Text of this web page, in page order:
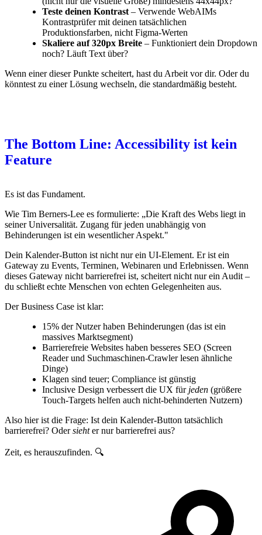
Teste deinen Kontrast – Verwende WebAIMs
Kontrastprüfer mit deinen tatsächlichen
Produktionsfarben, nicht Figma-Werten
Skaliere auf 320px Breite – Funktioniert dein Dropdown
noch? Läuft Text über?
Wenn einer dieser Punkte scheitert, hast du Arbeit vor dir. Oder du
könntest zu einer Lösung wechseln, die standardmäßig besteht.
The Bottom Line: Accessibility ist kein
Feature
Es ist das Fundament.
Wie Tim Berners-Lee es formulierte: „Die Kraft des Webs liegt in
seiner Universalität. Zugang für jeden unabhängig von
Behinderungen ist ein wesentlicher Aspekt."
Dein Kalender-Button ist nicht nur ein UI-Element. Er ist ein
Gateway zu Events, Terminen, Webinaren und Erlebnissen. Wenn
dieses Gateway nicht barrierefrei ist, scheitert nicht nur ein Audit –
du schließt echte Menschen von echten Gelegenheiten aus.
Der Business Case ist klar:
15% der Nutzer haben Behinderungen (das ist ein
massives Marktsegment)
Barrierefreie Websites haben besseres SEO (Screen
Reader und Suchmaschinen-Crawler lesen ähnliche
Dinge)
Klagen sind teuer; Compliance ist günstig
Inclusive Design verbessert die UX für jeden (größere
Touch-Targets helfen auch nicht-behinderten Nutzern)
Also hier ist die Frage: Ist dein Kalender-Button tatsächlich
barrierefrei? Odersiehter nur barrierefrei aus?
Zeit, es herauszufinden. 🔍